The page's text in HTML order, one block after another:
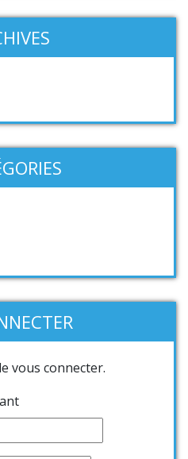
vous connecter.